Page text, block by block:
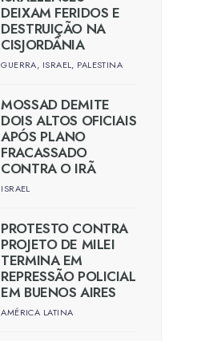
DEIXAM FERIDOS E
DESTRUIÇÃO NA
CISJORDÂNIA
GUERRA, ISRAEL, PALESTINA
MOSSAD DEMITE
DOIS ALTOS OFICIAIS
APÓS PLANO
FRACASSADO
CONTRA O IRÃ
ISRAEL
PROTESTO CONTRA
PROJETO DE MILEI
TERMINA EM
REPRESSÃO POLICIAL
EM BUENOS AIRES
AMÉRICA LATINA